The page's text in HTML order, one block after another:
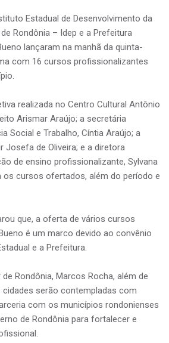
Estadual de Desenvolvimento da
Rondônia – Idep e a Prefeitura
lançaram na manhã da quinta-
com 16 cursos profissionalizantes
realizada no Centro Cultural Antônio
Arismar Araújo; a secretária
Social e Trabalho, Cíntia Araújo; a
Josefa de Oliveira; e a diretora
de ensino profissionalizante, Sylvana
os cursos ofertados, além do período e
que, a oferta de vários cursos
é um marco devido ao convênio
e a Prefeitura.
Rondônia, Marcos Rocha, além de
cidades serão contempladas com
com os municípios rondonienses
de Rondônia para fortalecer e